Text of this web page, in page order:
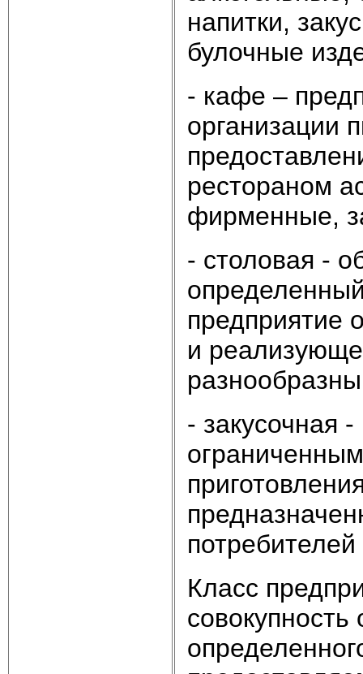
напитки,
булочные
- кафе –
организации
рестораном
фирменные,
- столовая -
предприятие
и
- закусочная
Класс